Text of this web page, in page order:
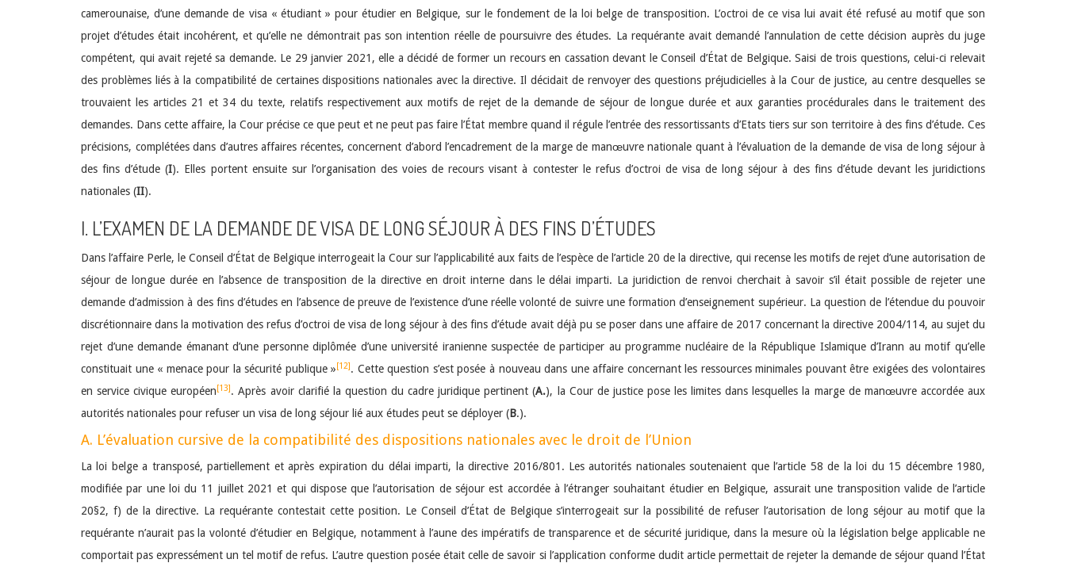
camerounaise, d’une demande de visa « étudiant » pour étudier en Belgique, sur le fondement de la loi belge de transposition. L’octroi de ce visa lui avait été refusé au motif que son
projet d’études était incohérent, et qu’elle ne démontrait pas son intention réelle de poursuivre des études. La requérante avait demandé l’annulation de cette décision auprès du juge
compétent, qui avait rejeté sa demande. Le 29 janvier 2021, elle a décidé de former un recours en cassation devant le Conseil d’État de Belgique. Saisi de trois questions, celui-ci relevait
des problèmes liés à la compatibilité de certaines dispositions nationales avec la directive. Il décidait de renvoyer des questions préjudicielles à la Cour de justice, au centre desquelles se
trouvaient les articles 21 et 34 du texte, relatifs respectivement aux motifs de rejet de la demande de séjour de longue durée et aux garanties procédurales dans le traitement des
demandes. Dans cette affaire, la Cour précise ce que peut et ne peut pas faire l’État membre quand il régule l’entrée des ressortissants d’Etats tiers sur son territoire à des fins d’étude. Ces
précisions, complétées dans d’autres affaires récentes, concernent d’abord l’encadrement de la marge de manœuvre nationale quant à l’évaluation de la demande de visa de long séjour à
des fins d’étude (I). Elles portent ensuite sur l’organisation des voies de recours visant à contester le refus d’octroi de visa de long séjour à des fins d’étude devant les juridictions
nationales (II).
I. L’EXAMEN DE LA DEMANDE DE VISA DE LONG SÉJOUR À DES FINS D’ÉTUDES
Dans l’affaire Perle, le Conseil d’État de Belgique interrogeait la Cour sur l’applicabilité aux faits de l’espèce de l’article 20 de la directive, qui recense les motifs de rejet d’une autorisation de
séjour de longue durée en l’absence de transposition de la directive en droit interne dans le délai imparti. La juridiction de renvoi cherchait à savoir s’il était possible de rejeter une
demande d’admission à des fins d’études en l’absence de preuve de l’existence d’une réelle volonté de suivre une formation d’enseignement supérieur. La question de l’étendue du pouvoir
discrétionnaire dans la motivation des refus d’octroi de visa de long séjour à des fins d’étude avait déjà pu se poser dans une affaire de 2017 concernant la directive 2004/114, au sujet du
rejet d’une demande émanant d’une personne diplômée d’une université iranienne suspectée de participer au programme nucléaire de la République Islamique d’Irann au motif qu’elle
constituait une « menace pour la sécurité publique »[12]. Cette question s’est posée à nouveau dans une affaire concernant les ressources minimales pouvant être exigées des volontaires
en service civique européen[13]. Après avoir clarifié la question du cadre juridique pertinent (A.), la Cour de justice pose les limites dans lesquelles la marge de manœuvre accordée aux
autorités nationales pour refuser un visa de long séjour lié aux études peut se déployer (B.).
A. L’évaluation cursive de la compatibilité des dispositions nationales avec le droit de l’Union
La loi belge a transposé, partiellement et après expiration du délai imparti, la directive 2016/801. Les autorités nationales soutenaient que l’article 58 de la loi du 15 décembre 1980,
modifiée par une loi du 11 juillet 2021 et qui dispose que l’autorisation de séjour est accordée à l’étranger souhaitant étudier en Belgique, assurait une transposition valide de l’article
20§2, f) de la directive. La requérante contestait cette position. Le Conseil d’État de Belgique s’interrogeait sur la possibilité de refuser l’autorisation de long séjour au motif que la
requérante n’aurait pas la volonté d’étudier en Belgique, notamment à l’aune des impératifs de transparence et de sécurité juridique, dans la mesure où la législation belge applicable ne
comportait pas expressément un tel motif de refus. L’autre question posée était celle de savoir si l’application conforme dudit article permettait de rejeter la demande de séjour quand l’État